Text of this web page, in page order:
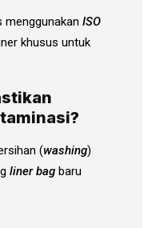
menggunakan ISO
khusus untuk
(washing)
liner bag baru